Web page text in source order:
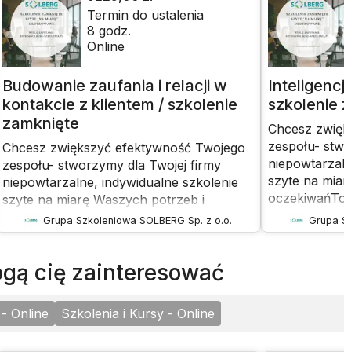
Budowanie zaufania i relacji w
kontakcie z klientem / szkolenie
zamknięte
Termin do ustalenia
8 godz.
Online
Chcesz zwiększyć efektywność Twojego
zespołu- stworzymy dla Twojej firmy
niepowtarzalne, indywidualne szkolenie
szyte na miarę Waszych potrzeb i
oczekiwańTo Ty decydujesz jaki jest
termin, temat szkolenia, zakres
pracowników z firmy. Szkolenie może
odbyć się np. przy okazji imprezy
integracyjnej, podsumowania
miesiąca/roku czy jako nagroda dla
Grupa Szkoleniowa SOLBERG Sp. z o.o.
szkolenie
Chcesz
zespołu-
szyte na
termin,Grupa
cię zainteresować
Online Szkolenia i Kursy - Online